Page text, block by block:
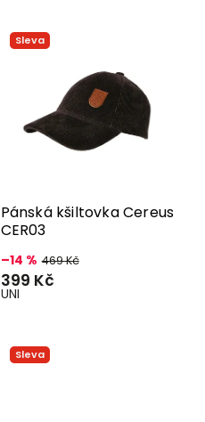
Sleva
Pánská kšiltovka Cereus
CER03
–14 % 469 Kč
399 Kč
UNI
Sleva